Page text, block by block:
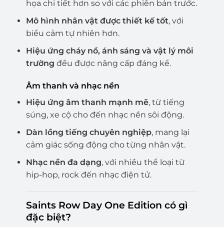
họa chi tiết hơn so với các phiên bản trước.
Mô hình nhân vật được thiết kế tốt, với
biểu cảm tự nhiên hơn.
Hiệu ứng cháy nổ, ánh sáng và vật lý môi
trường đều được nâng cấp đáng kể.
Âm thanh và nhạc nền
Hiệu ứng âm thanh mạnh mẽ, từ tiếng
súng, xe cộ cho đến nhạc nền sôi động.
Dàn lồng tiếng chuyên nghiệp, mang lại
cảm giác sống động cho từng nhân vật.
Nhạc nền đa dạng, với nhiều thể loại từ
hip-hop, rock đến nhạc điện tử.
Saints Row Day One Edition có gì
đặc biệt?